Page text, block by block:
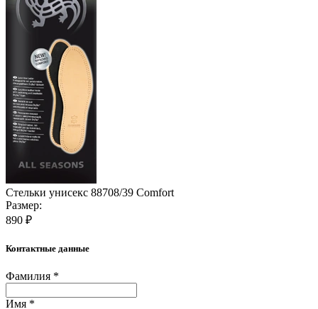
Стельки унисекс 88708/39 Comfort
Размер:
890 ₽
Контактные данные
Фамилия *
Имя *